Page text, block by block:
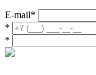
E-mail*
*
*